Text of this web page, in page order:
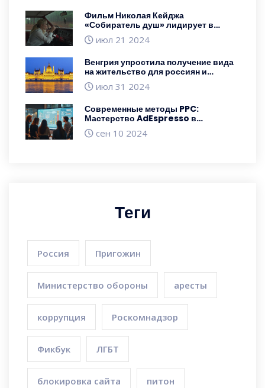
Фильм Николая Кейджа
«Собиратель душ» лидирует в
кассовых сборах, обойдя «Ужасного
деда 4»
июл 21 2024
Венгрия упростила получение вида
на жительство для россиян и
белорусов с перспективой
постоянного проживания
июл 31 2024
Современные методы PPC:
Мастерство AdEspresso в
Facebook Ads
сен 10 2024
Теги
Россия Пригожин
Министерство обороны аресты
коррупция Роскомнадзор
Фикбук ЛГБТ
блокировка сайта питон